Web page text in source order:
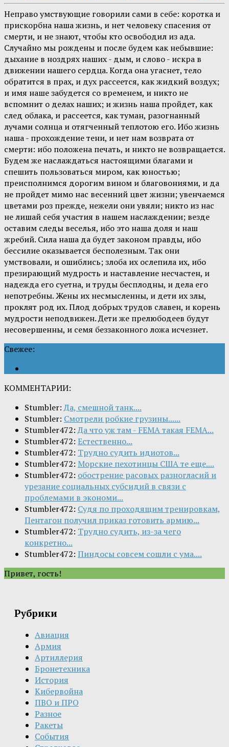
Неправо умствующие говорили сами в себе: коротка и
прискорбна наша жизнь, и нет человеку спасения от
смерти, и не знают, чтобы кто освободил из ада.
Случайно мы рождены и после будем как небывшие:
дыхание в ноздрях наших - дым, и слово - искра в
движении нашего сердца. Когда она угаснет, тело
обратится в прах, и дух рассеется, как жидкий воздух;
и имя наше забудется со временем, и никто не
вспомнит о делах наших; и жизнь наша пройдет, как
след облака, и рассеется, как туман, разогнанный
лучами солнца и отягченный теплотою его. Ибо жизнь
наша - прохождение тени, и нет нам возврата от
смерти: ибо положена печать, и никто не возвращается.
Будем же наслаждаться настоящими благами и
спешить пользоваться миром, как юностью;
преисполнимся дорогим вином и благовониями, и да
не пройдет мимо нас весенний цвет жизни; увенчаемся
цветами роз прежде, нежели они увяли; никто из нас
не лишай себя участия в нашем наслаждении; везде
оставим следы веселья, ибо это наша доля и наш
жребий. Сила наша да будет законом правды, ибо
бессилие оказывается бесполезным. Так они
умствовали, и ошиблись; злоба их ослепила их, ибо
презирающий мудрость и наставление несчастен, и
надежда его суетна, и труды бесплодны, и дела его
непотребны. Жены их несмысленны, и дети их злы,
проклят род их. Плод добрых трудов славен, и корень
мудрости неподвижен. Дети же прелюбодеев будут
несовершенны, и семя беззаконного ложа исчезнет.
Свежее:
КОММЕНТАРИИ:
Stumbler:Да, смешной танк....
Stumbler: Смотрели робкие грузины......
Stumbler472:Да что уж там - FEMA такая FEMA...
Stumbler472: Естественно...
Stumbler472: Трудно судить идиотов...
Stumbler472: Морские пехотинцы США те еще....
Stumbler472: обострение расовых разногласий и
урезание социальных субсидий в связи с
проблемами в экономи...
Stumbler472: Судя по проходящим тренировкам,
Пентагон получил приказ готовить армию...
Stumbler472: Трудно судить, из-за чего
конкретно...
Stumbler472: Пиндосы совсем сошли с ума....
Привет, гость!
Рубрики
Авиация
Армия
Артиллерия
Бронетехника
История
Кибервойна
ПВО и ПРО
Разное
Ракеты
События